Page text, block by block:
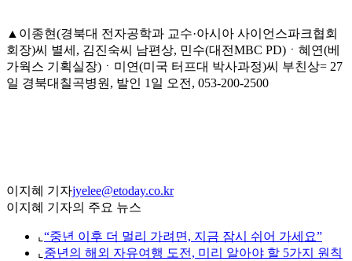
▲이종현(경북대 전자공학과 교수·아시아 사이언스파크협회
회장)씨 별세, 김진숙씨 남편상, 민수(대전MBC PD)ㆍ혜연(베
가웍스 기획실장)ㆍ미연(미국 터프대 박사과정)씨 부친상= 27
일 경북대칠곡병원, 발인 1일 오전, 053-200-2500
이지혜 기자jyelee@etoday.co.kr
이지혜 기자의 주요 뉴스
⌞ “중년 이후 더 멀리 가려면, 지금 잠시 쉬어 가세요”
⌞ 중년의 해외 자유여행 도전, 미리 알아야 할 5가지 원칙